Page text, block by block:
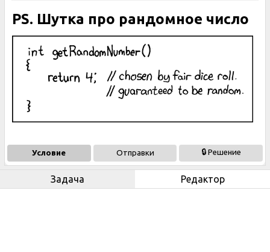
PS. Шутка про рандомное число
Условие Отправки 🔒 Решение
Задача Редактор